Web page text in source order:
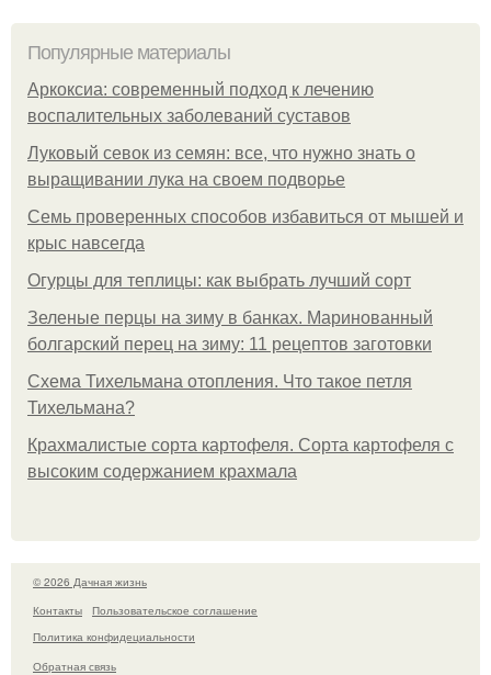
Популярные материалы
Аркоксиа: современный подход к лечению
воспалительных заболеваний суставов
Луковый севок из семян: все, что нужно знать о
выращивании лука на своем подворье
Семь проверенных способов избавиться от мышей и
крыс навсегда
Огурцы для теплицы: как выбрать лучший сорт
Зеленые перцы на зиму в банках. Маринованный
болгарский перец на зиму: 11 рецептов заготовки
Схема Тихельмана отопления. Что такое петля
Тихельмана?
Крахмалистые сорта картофеля. Сорта картофеля с
высоким содержанием крахмала
© 2026 Дачная жизнь
Контакты
Пользовательское соглашение
Политика конфидециальности
Обратная связь